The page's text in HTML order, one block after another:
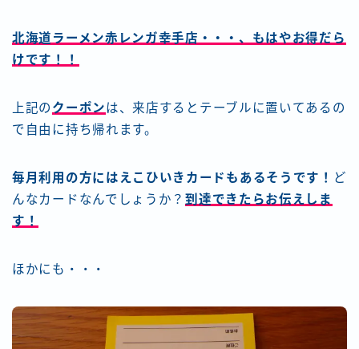
北海道ラーメン赤レンガ幸手店・・・、もはやお得だら
けです！！
上記の クーポンは、来店するとテーブルに置いてあるの
で自由に持ち帰れます。
毎月利用の方にはえこひいきカードもあるそうです！ ど
んなカードなんでしょうか？到達できたらお伝えしま
す！
ほかにも・・・